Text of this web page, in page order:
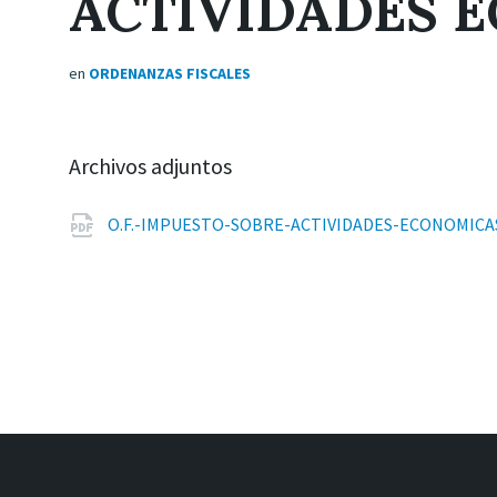
en ORDENANZAS FISCALES
Archivos adjuntos
O.F.-IMPUESTO-SOBRE-ACTIVIDADES-